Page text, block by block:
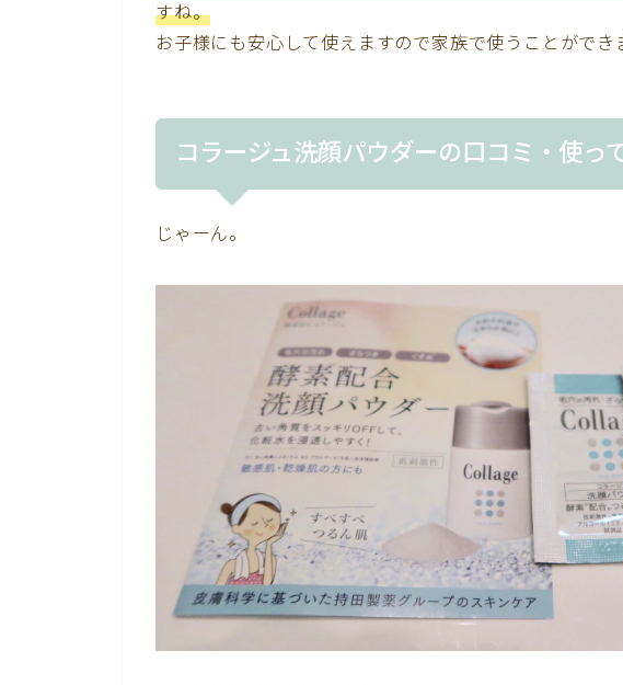
すね。
お子様にも安心して使えますので家族で使うことができ
コラージュ洗顔パウダーの口コミ・使っ
じゃーん。